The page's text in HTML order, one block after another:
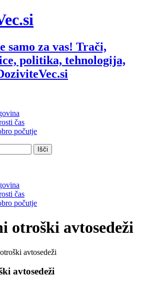
samo za vas! Trači,
politika, tehnologija,
čas
počutje
čas
počutje
otroški avtosedeži
avtosedeži
avtosedeži